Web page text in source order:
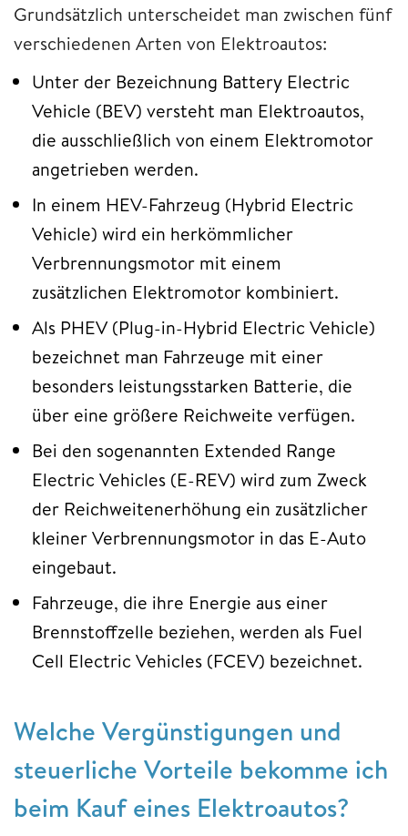
Grundsätzlich unterscheidet man zwischen fünf
verschiedenen Arten von Elektroautos:
Unter der Bezeichnung Battery Electric
Vehicle (BEV) versteht man Elektroautos,
die ausschließlich von einem Elektromotor
angetrieben werden.
In einem HEV-Fahrzeug (Hybrid Electric
Vehicle) wird ein herkömmlicher
Verbrennungsmotor mit einem
zusätzlichen Elektromotor kombiniert.
Als PHEV (Plug-in-Hybrid Electric Vehicle)
bezeichnet man Fahrzeuge mit einer
besonders leistungsstarken Batterie, die
über eine größere Reichweite verfügen.
Bei den sogenannten Extended Range
Electric Vehicles (E-REV) wird zum Zweck
der Reichweitenerhöhung ein zusätzlicher
kleiner Verbrennungsmotor in das E-Auto
eingebaut.
Fahrzeuge, die ihre Energie aus einer
Brennstoffzelle beziehen, werden als Fuel
Cell Electric Vehicles (FCEV) bezeichnet.
Welche Vergünstigungen und
steuerliche Vorteile bekomme ich
beim Kauf eines Elektroautos?